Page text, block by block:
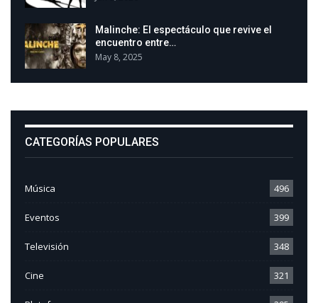
Malinche: El espectáculo que revive el
encuentro entre…
May 8, 2025
CATEGORÍAS POPULARES
Música 496
Eventos 399
Televisión 348
Cine 321